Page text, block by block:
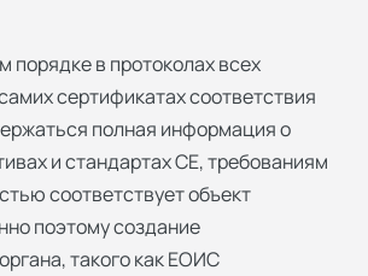
порядке в протоколах всех
сертификатах соответствия
полная информация о
и стандартах СЕ, требованиям
соответствует объект
поэтому создание
такого как ЕОИС